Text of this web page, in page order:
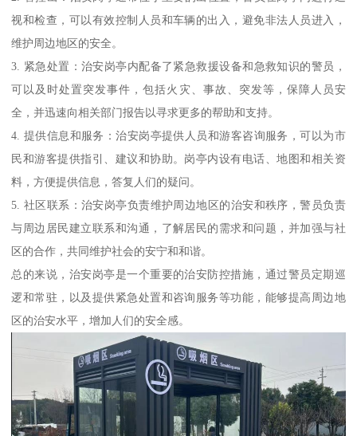
视和检查，可以有效控制人员和车辆的出入，避免非法人员进入，
维护周边地区的安全。
3. 紧急处置：治安岗亭内配备了紧急救援设备和急救知识的警员，
可以及时处置突发事件，包括火灾、事故、突发等，保障人员安
全，并迅速向相关部门报告以寻求更多的帮助和支持。
4. 提供信息和服务：治安岗亭提供人员和游客咨询服务，可以为市
民和游客提供指引、建议和协助。岗亭内设有电话、地图和相关资
料，方便提供信息，答复人们的疑问。
5. 社区联系：治安岗亭负责维护周边地区的治安和秩序，警员负责
与周边居民建立联系和沟通，了解居民的需求和问题，并加强与社
区的合作，共同维护社会的安宁和和谐。
总的来说，治安岗亭是一个重要的治安防控措施，通过警员定期巡
逻和常驻，以及提供紧急处置和咨询服务等功能，能够提高周边地
区的治安水平，增加人们的安全感。